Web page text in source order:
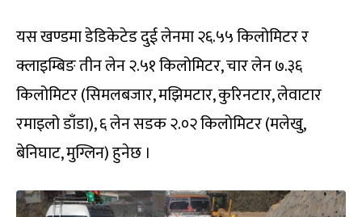
यस खण्डमा डेडिकेटेड दुई लेनमा २६.५५ किलोमिटर र
क्लाइम्बिङ तीन लेन २.५१ किलोमिटर, चार लेन ७.३६
किलोमिटर (सिमलबजार, मझिमटार, कुरिनटार, लेवाटार
रमाइलो डाँडा), ६ लेन सडक २.०२ किलोमिटर (मलेखु,
बेनिघाट, मुग्लिन) हुनेछ ।